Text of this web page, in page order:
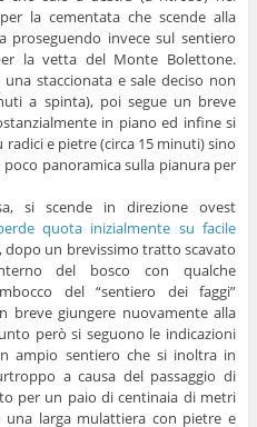
la cementata che scende alla
proseguendo invece sul sentiero
la vetta del Monte Bolettone.
staccionata e sale deciso non
a spinta), poi segue un breve
in piano ed infine si
e pietre (circa 15 minuti) sino
panoramica sulla pianura per
si scende in direzione ovest
quota inizialmente su facile
dopo un brevissimo tratto scavato
del bosco con qualche
del “sentiero dei faggi”
breve giungere nuovamente alla
però si seguono le indicazioni
ampio sentiero che si inoltra in
a causa del passaggio di
per un paio di centinaia di metri
una larga mulattiera con pietre e